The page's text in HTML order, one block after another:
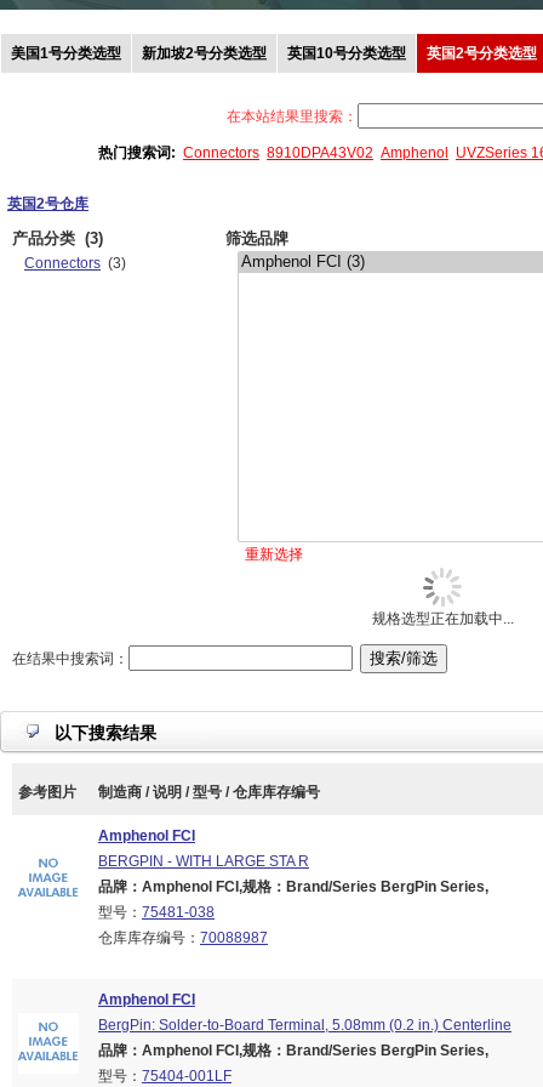
美国1号分类选型 新加坡2号分类选型 英国10号分类选型 英国2号分类选型
在本站结果里搜索：
热门搜索词: Connectors 8910DPA43V02 Amphenol UVZSeries
英国2号仓库
产品分类 (3)
Connectors (3)
筛选品牌
重新选择
规格选型正在加载中...
在结果中搜索词：
以下搜索结果
参考图片 制造商 / 说明 / 型号 / 仓库库存编号
Amphenol FCI
BERGPIN - WITH LARGE STA R
品牌：Amphenol FCI,规格：Brand/Series BergPin Series,
型号： 75481-038
仓库库存编号： 70088987
Amphenol FCI
BergPin: Solder-to-Board Terminal, 5.08mm (0.2 in.) Centerline
品牌：Amphenol FCI,规格：Brand/Series BergPin Series,
型号： 75404-001LF